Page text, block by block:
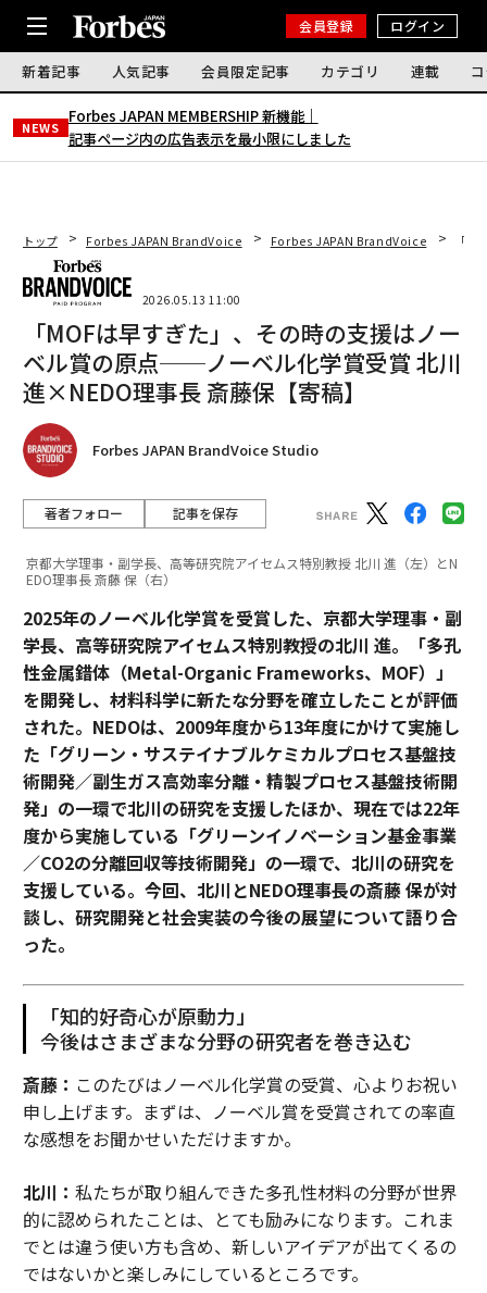
会員登録 ログイン
新着記事 人気記事 会員限定記事 カテゴリ 連載
NEWS
Forbes JAPAN MEMBERSHIP 新機能｜
記事ページ内の広告表示を最小限にしました
トップ Forbes JAPAN BrandVoice Forbes JAPAN BrandVoice 「
2026.05.13 11:00
「MOFは早すぎた」、その時の支援はノー
ベル賞の原点──ノーベル化学賞受賞 北川
進×NEDO理事長 斎藤保【寄稿】
Forbes JAPAN BrandVoice Studio
著者フォロー 記事を保存
京都大学理事・副学長、高等研究院アイセムス特別教授 北川 進（左）とN
EDO理事長 斎藤 保（右）
2025年のノーベル化学賞を受賞した、京都大学理事・副
学長、高等研究院アイセムス特別教授の北川 進。「多孔
性金属錯体（Metal-Organic Frameworks、MOF）」
を開発し、材料科学に新たな分野を確立したことが評価
された。NEDOは、2009年度から13年度にかけて実施し
た「グリーン・サステイナブルケミカルプロセス基盤技
術開発／副生ガス高効率分離・精製プロセス基盤技術開
発」の一環で北川の研究を支援したほか、現在では22年
度から実施している「グリーンイノベーション基金事業
／CO2の分離回収等技術開発」の一環で、北川の研究を
支援している。今回、北川とNEDO理事長の斎藤 保が対
談し、研究開発と社会実装の今後の展望について語り合
った。
「知的好奇心が原動力」
今後はさまざまな分野の研究者を巻き込む
斎藤： このたびはノーベル化学賞の受賞、心よりお祝い
申し上げます。まずは、ノーベル賞を受賞されての率直
な感想をお聞かせいただけますか。
北川： 私たちが取り組んできた多孔性材料の分野が世界
的に認められたことは、とても励みになります。これま
でとは違う使い方も含め、新しいアイデアが出てくるの
ではないかと楽しみにしているところです。